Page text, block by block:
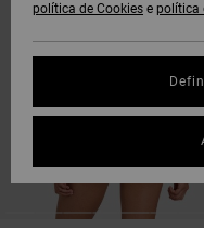
política de Cookies e política